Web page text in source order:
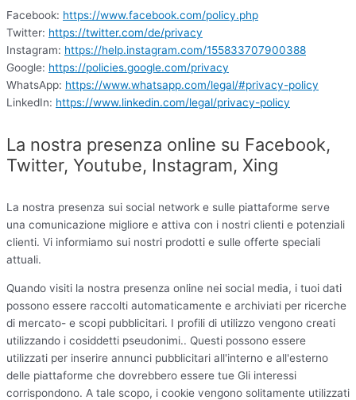
Facebook: https://www.facebook.com/policy.php
Twitter: https://twitter.com/de/privacy
Instagram: https://help.instagram.com/155833707900388
Google: https://policies.google.com/privacy
WhatsApp: https://www.whatsapp.com/legal/#privacy-policy
LinkedIn: https://www.linkedin.com/legal/privacy-policy
La nostra presenza online su Facebook,
Twitter, Youtube, Instagram, Xing
La nostra presenza sui social network e sulle piattaforme serve
una comunicazione migliore e attiva con i nostri clienti e potenziali
clienti. Vi informiamo sui nostri prodotti e sulle offerte speciali
attuali.
Quando visiti la nostra presenza online nei social media, i tuoi dati
possono essere raccolti automaticamente e archiviati per ricerche
di mercato- e scopi pubblicitari. I profili di utilizzo vengono creati
utilizzando i cosiddetti pseudonimi.. Questi possono essere
utilizzati per inserire annunci pubblicitari all'interno e all'esterno
delle piattaforme che dovrebbero essere tue Gli interessi
corrispondono. A tale scopo, i cookie vengono solitamente utilizzati